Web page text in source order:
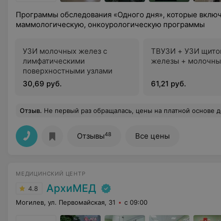
Программы обследования «Одного дня», которые
маммологическую, онкоурологическую программы
УЗИ молочных желез с
лимфатическими
поверхностными узлами
30,69 руб.
ТВУЗИ + УЗИ
железы +
61,21 руб.
Отзыв. Не первый раз обращалась, цены на платной основе доступные, спасибо за хорошее
Отзывы48 Все цены
МЕДИЦИНСКИЙ ЦЕНТР
4.8 АрхиМЕД
Могилев, ул. Первомайская, 31 с 09:00